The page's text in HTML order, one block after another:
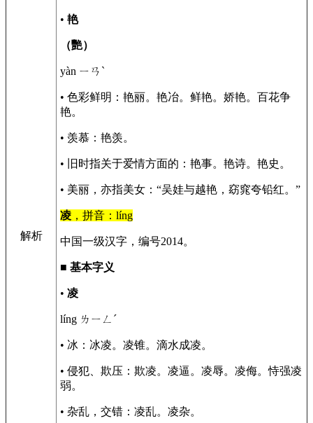
解析
• 艳
（艷）
yàn ㄧㄢˋ
• 色彩鲜明：艳丽。艳冶。鲜艳。娇艳。百花争
艳。
• 羡慕：艳羡。
• 旧时指关于爱情方面的：艳事。艳诗。艳史。
• 美丽，亦指美女：“吴娃与越艳，窈窕夸铅红。”
凌 ，拼音：líng
中国一级汉字，编号2014。
■ 基本字义
• 凌
líng ㄌㄧㄥˊ
• 冰：冰凌。凌锥。滴水成凌。
• 侵犯、欺压：欺凌。凌逼。凌辱。凌侮。恃强凌
弱。
• 杂乱，交错：凌乱。凌杂。